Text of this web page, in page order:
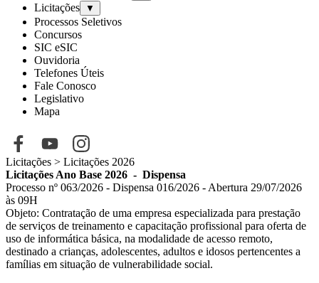
Licitações ▼
Processos Seletivos
Concursos
SIC eSIC
Ouvidoria
Telefones Úteis
Fale Conosco
Legislativo
Mapa
Licitações > Licitações 2026
Licitações Ano Base 2026 - Dispensa
Processo nº 063/2026 - Dispensa 016/2026 - Abertura 29/07/2026
às 09H
Objeto: Contratação de uma empresa especializada para prestação
de serviços de treinamento e capacitação profissional para oferta de
uso de informática básica, na modalidade de acesso remoto,
destinado a crianças, adolescentes, adultos e idosos pertencentes a
famílias em situação de vulnerabilidade social.